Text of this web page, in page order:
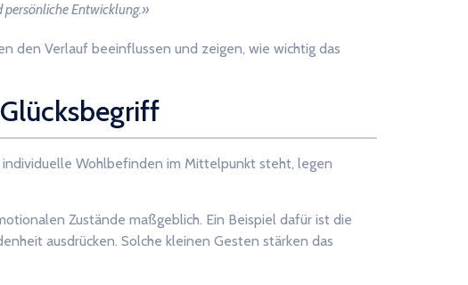
Entwicklung.»
den Verlauf beeinflussen und zeigen, wie wichtig das
Wohlbefinden im Mittelpunkt steht, legen
Zustände maßgeblich. Ein Beispiel dafür ist die
ausdrücken. Solche kleinen Gesten stärken das